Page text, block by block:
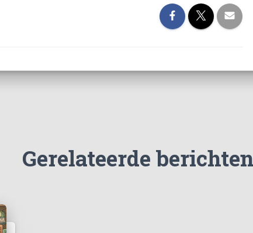
Gerelateerde berichten